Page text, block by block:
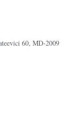
60, MD-2009